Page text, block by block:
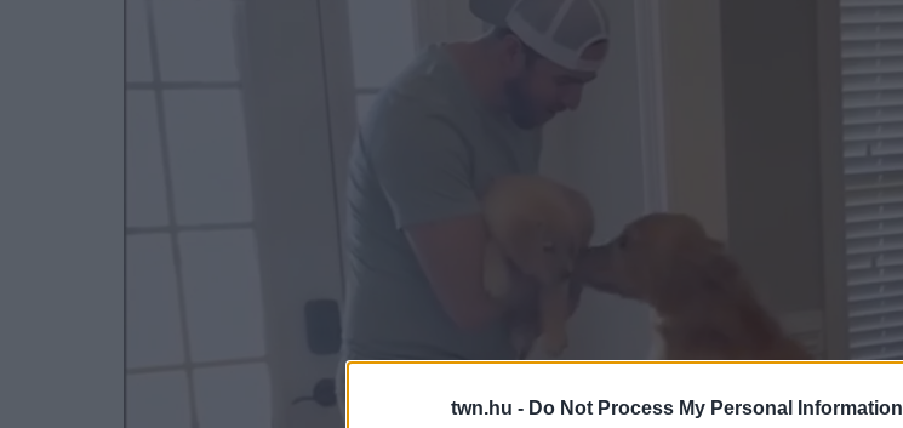
twn.hu - Do Not Process My Personal Information